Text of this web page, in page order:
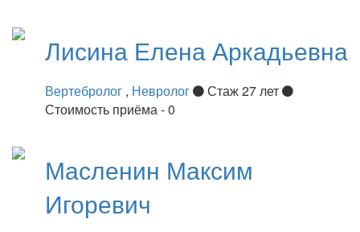
Лисина Елена Аркадьевна
Вертебролог , Невролог
Стаж 27 лет
Стоимость приёма - 0
Масленин Максим
Игоревич